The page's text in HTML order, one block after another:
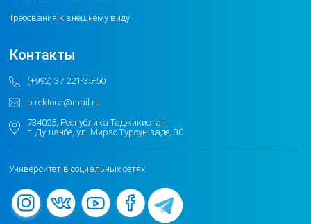
Требования к внешнему виду
Контакты
(+992) 37 221-35-50
p.rektora@mail.ru
734025, Республика Таджикистан,
г. Душанбе, ул. Мирзо Турсун-заде, 30
Университет в социальных сетях